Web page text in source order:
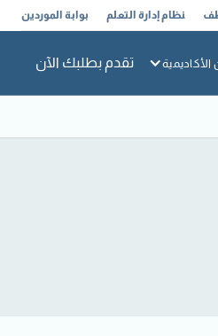
نظام إدارة التعلم بوابة الموردين
الأكاديمية تقدم بطلبك الآن